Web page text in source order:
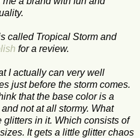
called Tropical Storm and
for a review.
I actually can very well
just before the storm comes.
that the base color is a
not at all stormy. What
in it. Which consists of
It gets a little glitter chaos